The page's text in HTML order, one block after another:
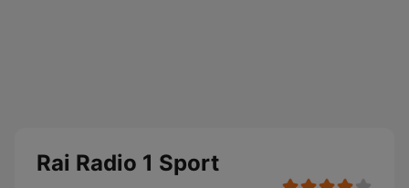
Rai Radio 1 Sport